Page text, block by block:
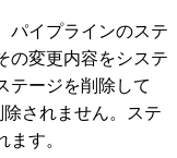
パイプラインのステ
の変更内容をシステ
テージを削除して
されません。ステ
す。